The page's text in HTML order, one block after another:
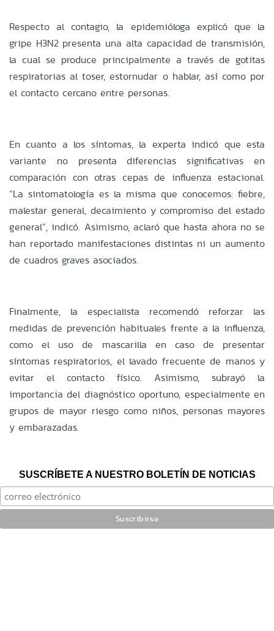
Respecto al contagio, la epidemióloga explicó que la
gripe H3N2 presenta una alta capacidad de transmisión,
la cual se produce principalmente a través de gotitas
respiratorias al toser, estornudar o hablar, así como por
el contacto cercano entre personas.
En cuanto a los síntomas, la experta indicó que esta
variante no presenta diferencias significativas en
comparación con otras cepas de influenza estacional.
“La sintomatología es la misma que conocemos: fiebre,
malestar general, decaimiento y compromiso del estado
general”, indicó. Asimismo, aclaró que hasta ahora no se
han reportado manifestaciones distintas ni un aumento
de cuadros graves asociados.
Finalmente, la especialista recomendó reforzar las
medidas de prevención habituales frente a la influenza,
como el uso de mascarilla en caso de presentar
síntomas respiratorios, el lavado frecuente de manos y
evitar el contacto físico. Asimismo, subrayó la
importancia del diagnóstico oportuno, especialmente en
grupos de mayor riesgo como niños, personas mayores
y embarazadas.
SUSCRÍBETE A NUESTRO BOLETÍN DE NOTICIAS